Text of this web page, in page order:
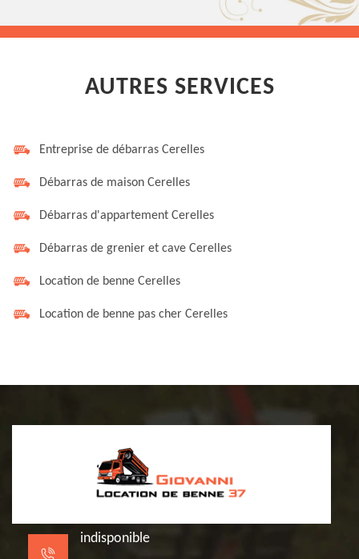
AUTRES SERVICES
Entreprise de débarras Cerelles
Débarras de maison Cerelles
Débarras d'appartement Cerelles
Débarras de grenier et cave Cerelles
Location de benne Cerelles
Location de benne pas cher Cerelles
indisponible